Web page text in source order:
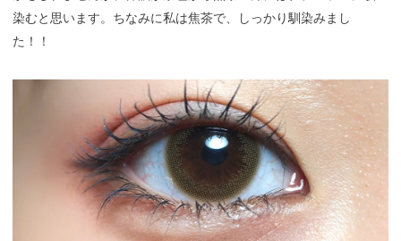
染むと思います。ちなみに私は焦茶で、しっかり馴染みまし
た！！